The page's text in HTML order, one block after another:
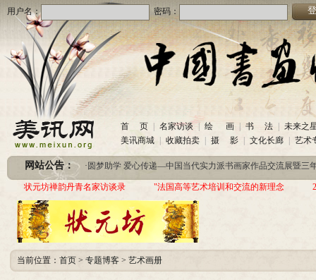
用户名： 密码：
首 页 名家访谈 绘 画 书 法
未来之
美讯商城
收藏拍卖 摄 影 文化长廊 艺术
网站公告：
·美讯网诚招合作伙伴(2020-10-26)
· 中国书画收藏频道服务咨询热线 (2020-06-26)
圆梦助学 爱心传递—中国当代实力派书画家作品交流展暨三年帮助100位贫困儿童行动
· 美讯网诚招合作伙伴(2020-10-26)
·中国书画收藏频道服务咨询热线(2020-06-26)
· 圆梦助学 爱心传递—中国当代实力派书画家作品交流展暨三年帮助100位贫困儿童行动
状元坊禅韵丹青名家访谈录 "法国高等艺术培训和交流的新理念
当前位置： 首页 > 专题博客 > 艺术画册